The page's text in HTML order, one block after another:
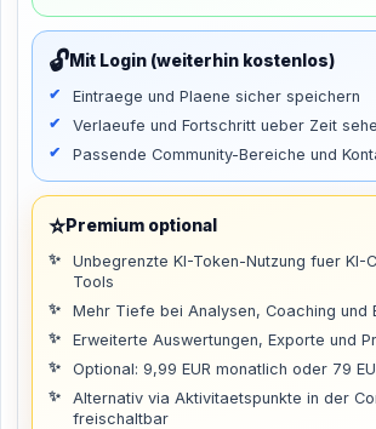
🔓Mit Login (weiterhin kostenlos)
Eintraege und Plaene sicher speichern
Verlaeufe und Fortschritt ueber Zeit
Passende Community-Bereiche und
⭐Premium optional
Unbegrenzte KI-Token-Nutzung fuer KI-
Tools
Mehr Tiefe bei Analysen, Coaching und
Erweiterte Auswertungen, Exporte und
Optional: 9,99 EUR monatlich oder 79
Alternativ via Aktivitaetspunkte in der
freischaltbar